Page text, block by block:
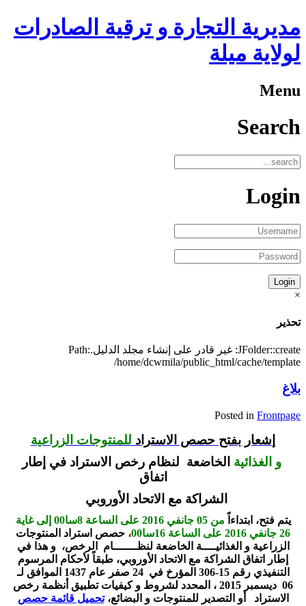
مديرية التجارة و ترقية الصادرات
لولاية ميلة
Menu
Search
Login
×
تحذير
JFolder::create: غير قادر على إنشاء مجلد الدليل.Path:
/home/dcwmila/public_html/cache/template
بلاغ
Posted in Frontpage
شعار بفتح حصص الاستراد للمنتوجات الزراعية
و الغذائية الخاضعة لنظام رخص الاستراد في إطار
اتفاق
الشراكة مع الاتحاد الأوروبي
يتم فتح، ابتداءاً
من 05 جانفي 2016 على الساعة 8سا00 إلى غاية
26 جانفي 2016 على الساعة 16سا00
، حصص استراد المنتوجات
الزراعية و الغذائيــــة الخاضعة لنظـــــــام الرخص، و هذا في
إطار اتفاق الشراكة مع الاتحاد الأوروبي، طبقاً لأحكام المرسوم
التنفيذي رقم 15-306 المؤرخ في 24 صفر عام 1437 الموافق لـ
06 ديسمبر 2015 ، المحدد لشروط و كيفيات تطبيق أنظمة رخص
الاستراد أو التصدير للمنتوجات و البضائع،تحميل قائمة حصص